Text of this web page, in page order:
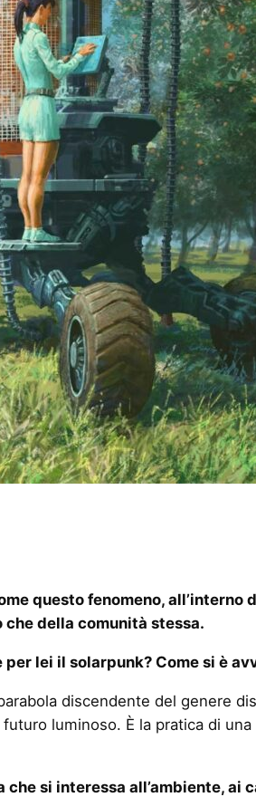
questo fenomeno,
della comunità stessa.
lei il solarpunk? Come si è
discendente del genere
luminoso. È la pratica di
si interessa all’ambiente,